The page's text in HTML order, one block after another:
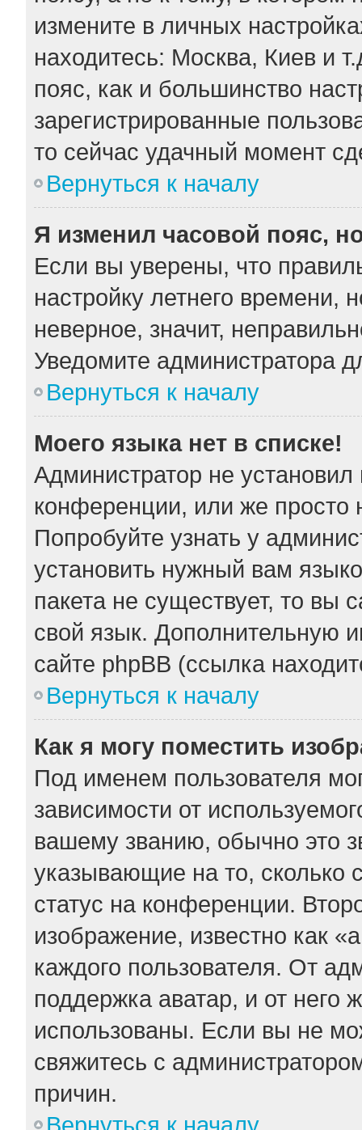
измените в личных
находитесь: Москва, Киев и
пояс, как и большинство
зарегистрированные
то сейчас удачный момент
Вернуться к началу
Я изменил часовой пояс,
Если вы уверены, что
настройку летнего времени,
неверное, значит,
Уведомите администратора
Вернуться к началу
Моего языка нет в списке!
Администратор не
конференции, или же просто
Попробуйте узнать у
установить нужный вам
пакета не существует, то вы
свой язык. Дополнительную
сайте phpBB (ссылка
Вернуться к началу
Как я могу поместить
Под именем пользователя
зависимости от
вашему званию, обычно это
указывающие на то,
статус на конференции.
изображение, известно как
каждого пользователя. От
поддержка аватар, и от него
использованы. Если вы не
свяжитесь с
причин.